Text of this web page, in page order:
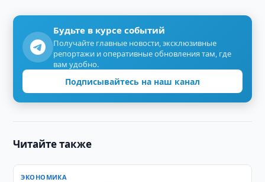
Будьте в курсе событий
Получайте главные новости, эксклюзивные
репортажи и оперативные обновления там, где
вам удобно.
Подписывайтесь на наш канал
Читайте также
ЭКОНОМИКА